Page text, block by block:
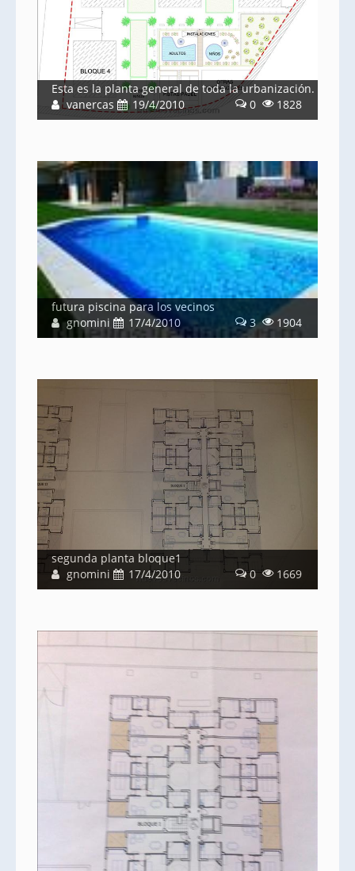
Esta es la planta general de toda la urbanización.
vanercas
19/4/2010 0 1828
futura piscina para los vecinos
gnomini
17/4/2010 3 1904
segunda planta bloque1
gnomini
17/4/2010 0 1669